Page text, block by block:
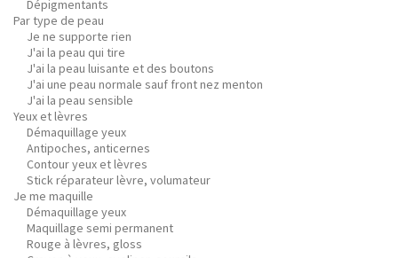
Dépigmentants
Par type de peau
Je ne supporte rien
J'ai la peau qui tire
J'ai la peau luisante et des boutons
J'ai une peau normale sauf front nez menton
J'ai la peau sensible
Yeux et lèvres
Démaquillage yeux
Antipoches, anticernes
Contour yeux et lèvres
Stick réparateur lèvre, volumateur
Je me maquille
Démaquillage yeux
Maquillage semi permanent
Rouge à lèvres, gloss